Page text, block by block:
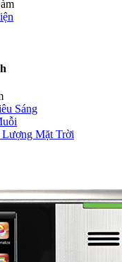
Sáng
Mặt Trời